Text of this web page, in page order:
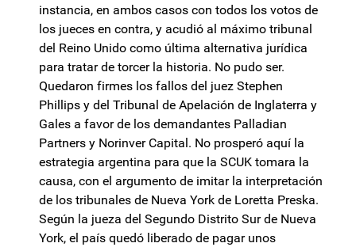
instancia, en ambos casos con todos los votos de
los jueces en contra, y acudió al máximo tribunal
del Reino Unido como última alternativa jurídica
para tratar de torcer la historia. No pudo ser.
Quedaron firmes los fallos del juez Stephen
Phillips y del Tribunal de Apelación de Inglaterra y
Gales a favor de los demandantes Palladian
Partners y Norinver Capital. No prosperó aquí la
estrategia argentina para que la SCUK tomara la
causa, con el argumento de imitar la interpretación
de los tribunales de Nueva York de Loretta Preska.
Según la jueza del Segundo Distrito Sur de Nueva
York, el país quedó liberado de pagar unos